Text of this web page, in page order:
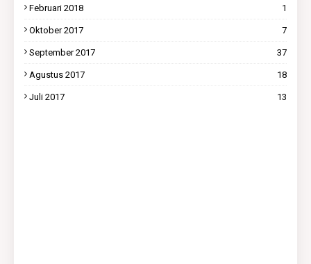
Februari 2018 1
Oktober 2017 7
September 2017 37
Agustus 2017 18
Juli 2017 13